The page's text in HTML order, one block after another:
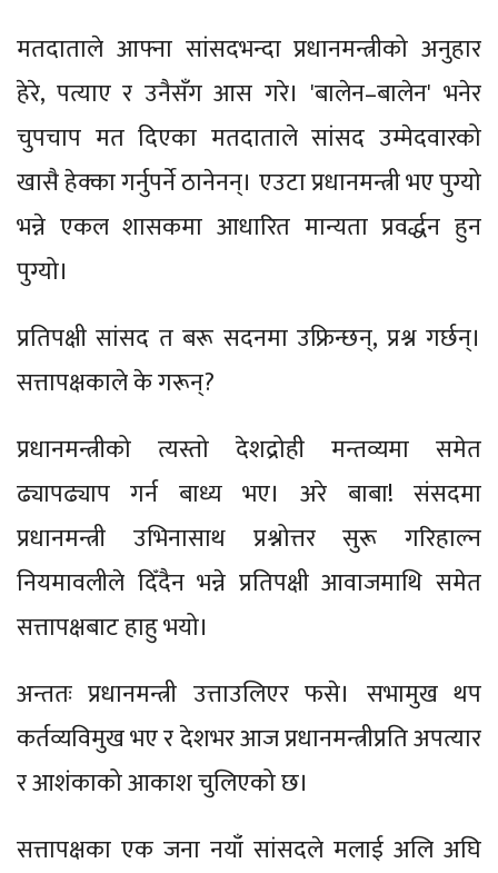
मतदाताले आफ्ना सांसदभन्दा प्रधानमन्त्रीको अनुहार
हेरे, पत्याए र उनैसँग आस गरे। 'बालेन–बालेन' भनेर
चुपचाप मत दिएका मतदाताले सांसद उम्मेदवारको
खासै हेक्का गर्नुपर्ने ठानेनन्। एउटा प्रधानमन्त्री भए पुग्यो
भन्ने एकल शासकमा आधारित मान्यता प्रवर्द्धन हुन
पुग्यो।
प्रतिपक्षी सांसद त बरू सदनमा उफ्रिन्छन्, प्रश्न गर्छन्।
सत्तापक्षकाले के गरून्?
प्रधानमन्त्रीको त्यस्तो देशद्रोही मन्तव्यमा समेत
ढ्यापढ्याप गर्न बाध्य भए। अरे बाबा! संसदमा
प्रधानमन्त्री उभिनासाथ प्रश्नोत्तर सुरू गरिहाल्न
नियमावलीले दिँदैन भन्ने प्रतिपक्षी आवाजमाथि समेत
सत्तापक्षबाट हाहु भयो।
अन्ततः प्रधानमन्त्री उत्ताउलिएर फसे। सभामुख थप
कर्तव्यविमुख भए र देशभर आज प्रधानमन्त्रीप्रति अपत्यार
र आशंकाको आकाश चुलिएको छ।
सत्तापक्षका एक जना नयाँ सांसदले मलाई अलि अघि